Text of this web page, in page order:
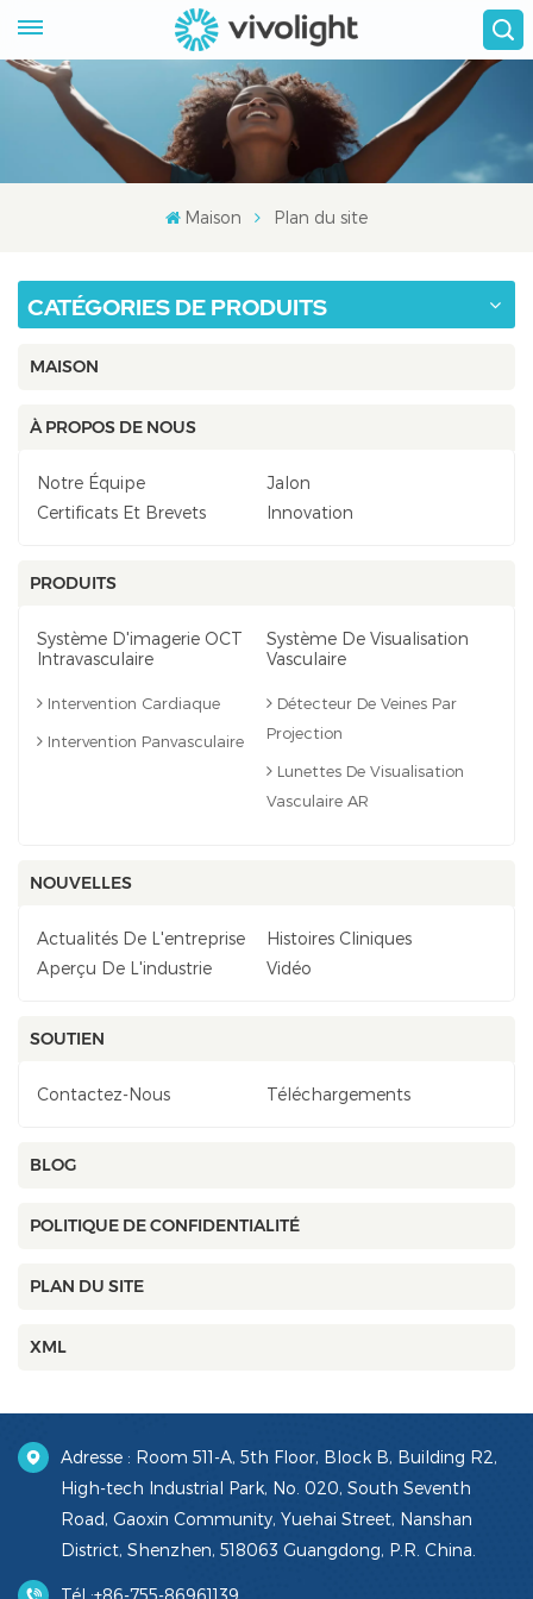
Maison Plan du site
CATÉGORIES DE PRODUITS
MAISON
À PROPOS DE NOUS
Notre Équipe
Jalon
Certificats Et Brevets
Innovation
PRODUITS
Système D'imagerie OCT
Intravasculaire
Intervention Cardiaque
Intervention Panvasculaire
Système De Visualisation
Vasculaire
Détecteur De Veines Par
Projection
Lunettes De Visualisation
Vasculaire AR
NOUVELLES
Actualités De L'entreprise
Histoires Cliniques
Aperçu De L'industrie
Vidéo
SOUTIEN
Contactez-Nous Téléchargements
BLOG
POLITIQUE DE CONFIDENTIALITÉ
PLAN DU SITE
XML
Adresse : Room 511-A, 5th Floor, Block B, Building R2,
High-tech Industrial Park, No. 020, South Seventh
Road, Gaoxin Community, Yuehai Street, Nanshan
District, Shenzhen, 518063 Guangdong, P.R. China.